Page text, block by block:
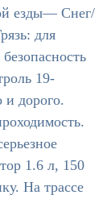
езды— Снег/
для
19-
и дорого.
1.6 л, 150
На трассе